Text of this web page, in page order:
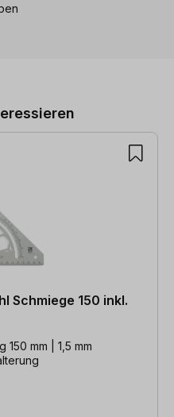
Schmiege 150 inkl.
mm | 1,5 mm